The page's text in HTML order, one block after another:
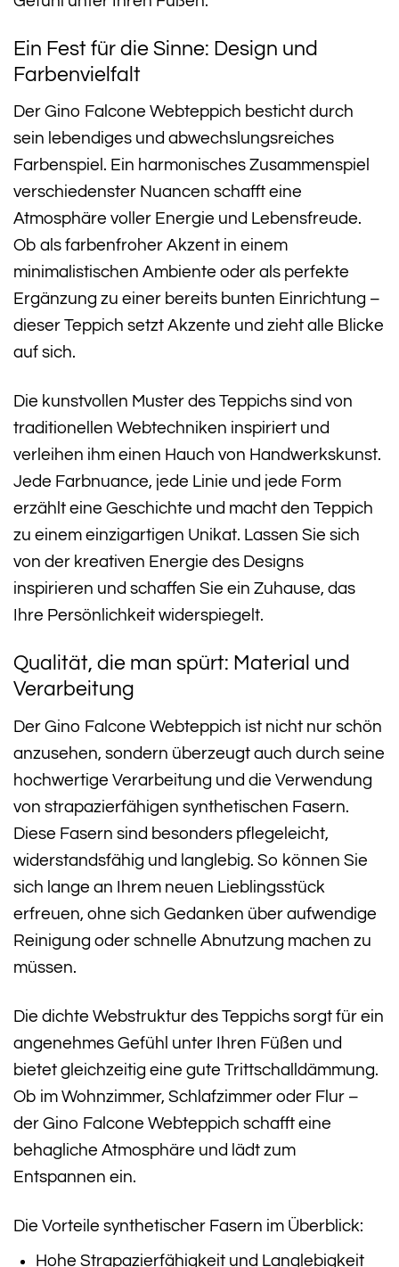
Ein Fest für die Sinne: Design und
Farbenvielfalt
Der Gino Falcone Webteppich besticht durch
sein lebendiges und abwechslungsreiches
Farbenspiel. Ein harmonisches Zusammenspiel
verschiedenster Nuancen schafft eine
Atmosphäre voller Energie und Lebensfreude.
Ob als farbenfroher Akzent in einem
minimalistischen Ambiente oder als perfekte
Ergänzung zu einer bereits bunten Einrichtung –
dieser Teppich setzt Akzente und zieht alle Blicke
auf sich.
Die kunstvollen Muster des Teppichs sind von
traditionellen Webtechniken inspiriert und
verleihen ihm einen Hauch von Handwerkskunst.
Jede Farbnuance, jede Linie und jede Form
erzählt eine Geschichte und macht den Teppich
zu einem einzigartigen Unikat. Lassen Sie sich
von der kreativen Energie des Designs
inspirieren und schaffen Sie ein Zuhause, das
Ihre Persönlichkeit widerspiegelt.
Qualität, die man spürt: Material und
Verarbeitung
Der Gino Falcone Webteppich ist nicht nur schön
anzusehen, sondern überzeugt auch durch seine
hochwertige Verarbeitung und die Verwendung
von strapazierfähigen synthetischen Fasern.
Diese Fasern sind besonders pflegeleicht,
widerstandsfähig und langlebig. So können Sie
sich lange an Ihrem neuen Lieblingsstück
erfreuen, ohne sich Gedanken über aufwendige
Reinigung oder schnelle Abnutzung machen zu
müssen.
Die dichte Webstruktur des Teppichs sorgt für ein
angenehmes Gefühl unter Ihren Füßen und
bietet gleichzeitig eine gute Trittschalldämmung.
Ob im Wohnzimmer, Schlafzimmer oder Flur –
der Gino Falcone Webteppich schafft eine
behagliche Atmosphäre und lädt zum
Entspannen ein.
Die Vorteile synthetischer Fasern im Überblick:
Hohe Strapazierfähigkeit und Langlebigkeit